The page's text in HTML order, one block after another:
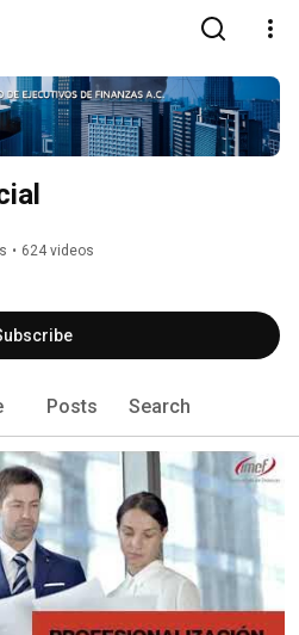
• 624 videos
Posts Search